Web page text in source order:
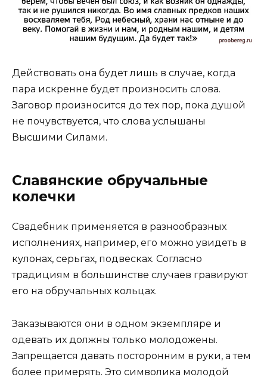
Действовать она будет лишь в случае, когда
пара искренне будет произносить слова.
Заговор произносится до тех пор, пока душой
не почувствуется, что слова услышаны
Высшими Силами.
Славянские обручальные
колечки
Свадебник применяется в разнообразных
исполнениях, например, его можно увидеть в
кулонах, серьгах, подвесках. Согласно
традициям в большинстве случаев гравируют
его на обручальных кольцах.
Заказываются они в одном экземпляре и
одевать их должны только молодожены.
Запрещается давать посторонним в руки, а тем
более примерять. Это символика молодой